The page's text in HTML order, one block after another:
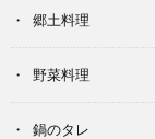
郷土料理
野菜料理
鍋のタレ